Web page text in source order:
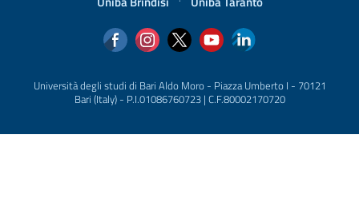
Università degli studi di Bari Aldo Moro - Piazza Umberto I - 70121
Bari (Italy) - P.I.01086760723 | C.F.80002170720